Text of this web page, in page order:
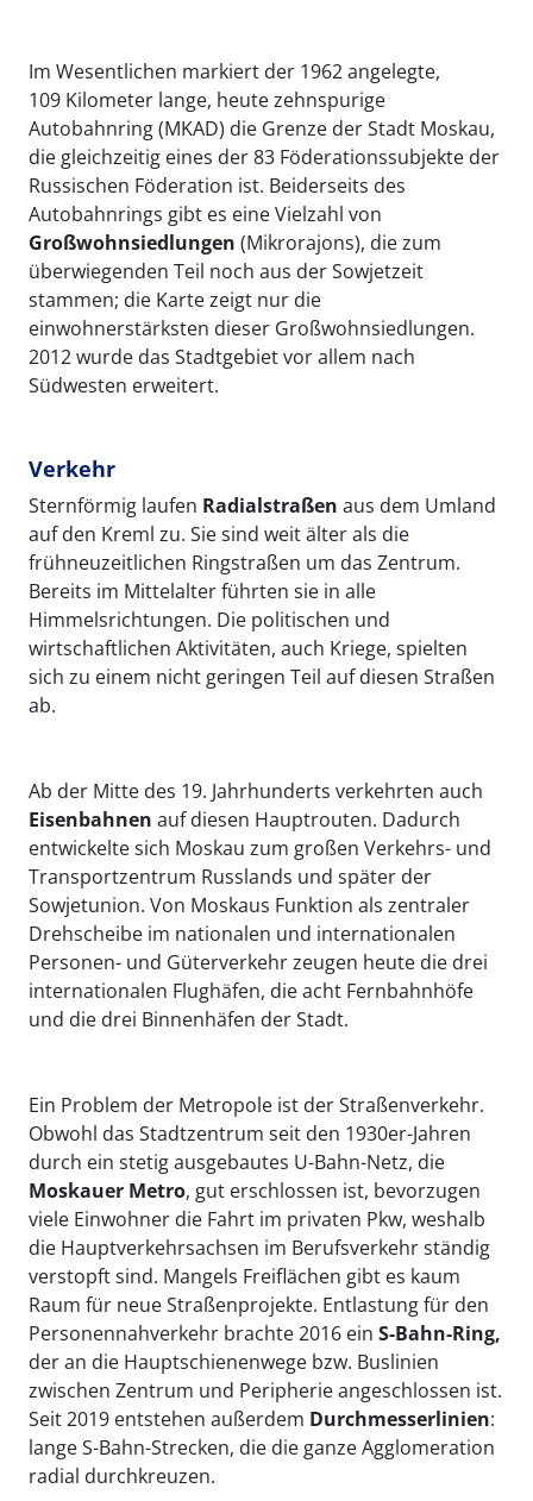
Im Wesentlichen markiert der 1962 angelegte,
109 Kilometer lange, heute zehnspurige
Autobahnring (MKAD) die Grenze der Stadt Moskau,
die gleichzeitig eines der 83 Föderationssubjekte der
Russischen Föderation ist. Beiderseits des
Autobahnrings gibt es eine Vielzahl von
Großwohnsiedlungen (Mikrorajons), die zum
überwiegenden Teil noch aus der Sowjetzeit
stammen; die Karte zeigt nur die
einwohnerstärksten dieser Großwohnsiedlungen.
2012 wurde das Stadtgebiet vor allem nach
Südwesten erweitert.
Verkehr
Sternförmig laufen Radialstraßen aus dem Umland
auf den Kreml zu. Sie sind weit älter als die
frühneuzeitlichen Ringstraßen um das Zentrum.
Bereits im Mittelalter führten sie in alle
Himmelsrichtungen. Die politischen und
wirtschaftlichen Aktivitäten, auch Kriege, spielten
sich zu einem nicht geringen Teil auf diesen Straßen
ab.
Ab der Mitte des 19. Jahrhunderts verkehrten auch
Eisenbahnen auf diesen Hauptrouten. Dadurch
entwickelte sich Moskau zum großen Verkehrs- und
Transportzentrum Russlands und später der
Sowjetunion. Von Moskaus Funktion als zentraler
Drehscheibe im nationalen und internationalen
Personen- und Güterverkehr zeugen heute die drei
internationalen Flughäfen, die acht Fernbahnhöfe
und die drei Binnenhäfen der Stadt.
Ein Problem der Metropole ist der Straßenverkehr.
Obwohl das Stadtzentrum seit den 1930er-Jahren
durch ein stetig ausgebautes U-Bahn-Netz, die
Moskauer Metro, gut erschlossen ist, bevorzugen
viele Einwohner die Fahrt im privaten Pkw, weshalb
die Hauptverkehrsachsen im Berufsverkehr ständig
verstopft sind. Mangels Freiflächen gibt es kaum
Raum für neue Straßenprojekte. Entlastung für den
Personennahverkehr brachte 2016 ein S-Bahn-Ring,
der an die Hauptschienenwege bzw. Buslinien
zwischen Zentrum und Peripherie angeschlossen ist.
Seit 2019 entstehen außerdem Durchmesserlinien:
lange S-Bahn-Strecken, die die ganze Agglomeration
radial durchkreuzen.